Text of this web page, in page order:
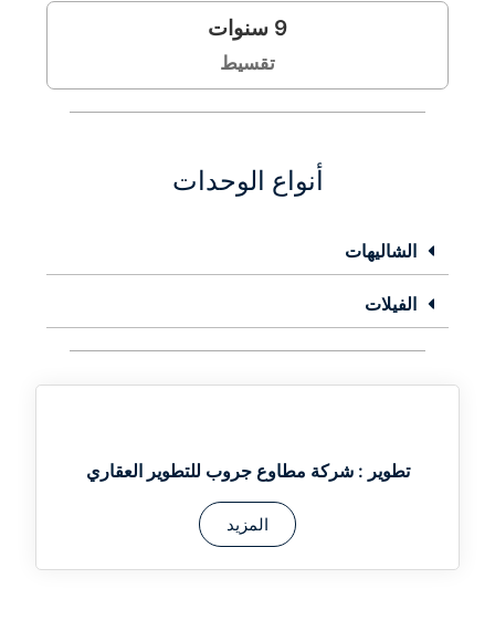
9 سنوات
تقسيط
أنواع الوحدات
الشاليهات
الفيلات
تطوير :شركة مطاوع جروب للتطوير العقاري
المزيد